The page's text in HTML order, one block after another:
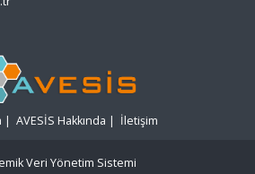
| AVESİS Hakkında | İletişim
Veri Yönetim Sistemi